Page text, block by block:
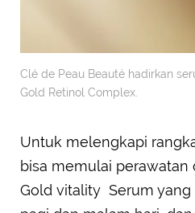
Clé de Peau Beauté hadirkan
Gold Retinol Complex.
Untuk melengkapi
bisa memulai perawatan
Gold vitality Serum yang